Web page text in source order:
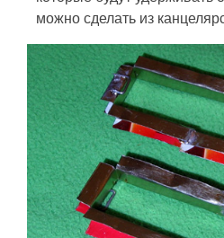
можно сделать из